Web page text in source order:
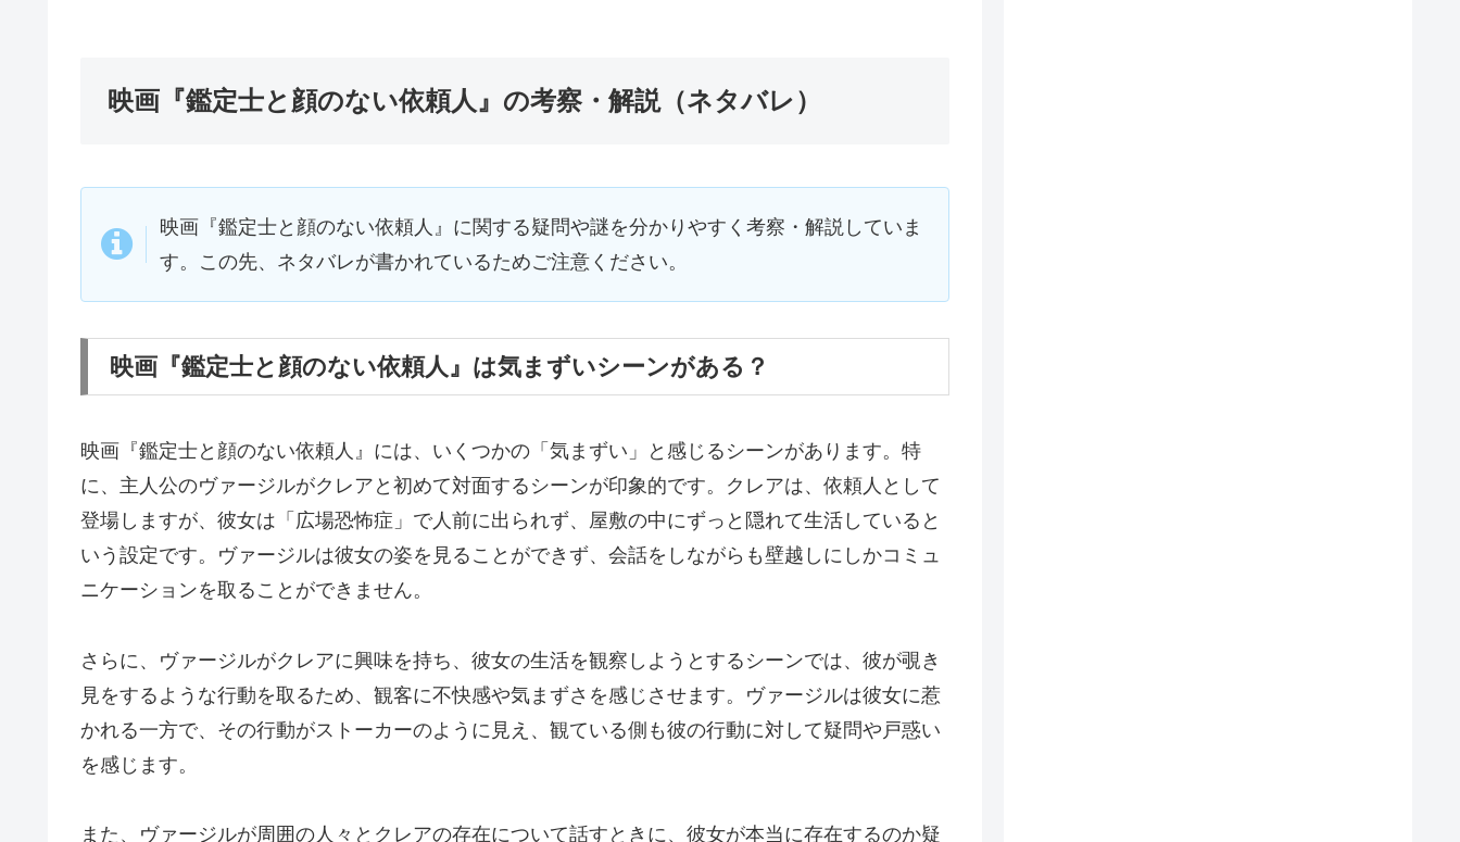
映画『鑑定士と顔のない依頼人』の考察・解説（ネタバレ）
映画『鑑定士と顔のない依頼人』に関する疑問や謎を分かりやすく考察・解説していま
す。この先、ネタバレが書かれているためご注意ください。
映画『鑑定士と顔のない依頼人』は気まずいシーンがある？
映画『鑑定士と顔のない依頼人』には、いくつかの「気まずい」と感じるシーンがあります。特
に、主人公のヴァージルがクレアと初めて対面するシーンが印象的です。クレアは、依頼人として
登場しますが、彼女は「広場恐怖症」で人前に出られず、屋敷の中にずっと隠れて生活していると
いう設定です。ヴァージルは彼女の姿を見ることができず、会話をしながらも壁越しにしかコミュ
ニケーションを取ることができません。
さらに、ヴァージルがクレアに興味を持ち、彼女の生活を観察しようとするシーンでは、彼が覗き
見をするような行動を取るため、観客に不快感や気まずさを感じさせます。ヴァージルは彼女に惹
かれる一方で、その行動がストーカーのように見え、観ている側も彼の行動に対して疑問や戸惑い
を感じます。
また、ヴァージルが周囲の人々とクレアの存在について話すときに、彼女が本当に存在するのか疑